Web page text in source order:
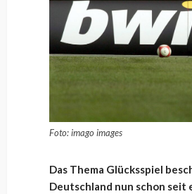
Foto: imago images
Das Thema Glücksspiel
Deutschland nun schon seit